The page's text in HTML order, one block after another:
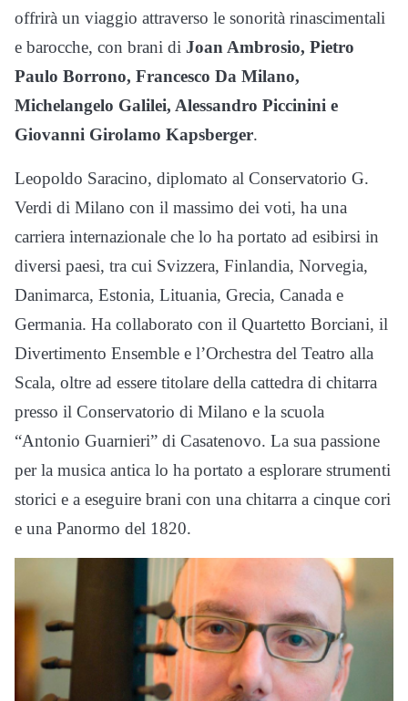
offrirà un viaggio attraverso le sonorità rinascimentali
e barocche, con brani di Joan Ambrosio, Pietro
Paulo Borrono, Francesco Da Milano,
Michelangelo Galilei, Alessandro Piccinini e
Giovanni Girolamo Kapsberger.
Leopoldo Saracino, diplomato al Conservatorio G.
Verdi di Milano con il massimo dei voti, ha una
carriera internazionale che lo ha portato ad esibirsi in
diversi paesi, tra cui Svizzera, Finlandia, Norvegia,
Danimarca, Estonia, Lituania, Grecia, Canada e
Germania. Ha collaborato con il Quartetto Borciani, il
Divertimento Ensemble e l’Orchestra del Teatro alla
Scala, oltre ad essere titolare della cattedra di chitarra
presso il Conservatorio di Milano e la scuola
“Antonio Guarnieri” di Casatenovo. La sua passione
per la musica antica lo ha portato a esplorare strumenti
storici e a eseguire brani con una chitarra a cinque cori
e una Panormo del 1820.